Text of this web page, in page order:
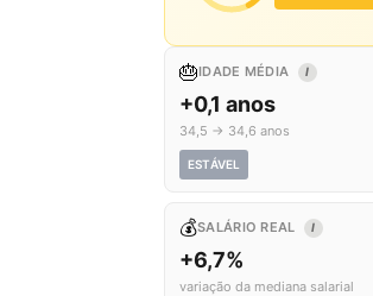
🎂IDADE MÉDIA I
+0,1 anos
34,5 → 34,6 anos
ESTÁVEL
💰SALÁRIO REAL I
+6,7%
variação da mediana salarial